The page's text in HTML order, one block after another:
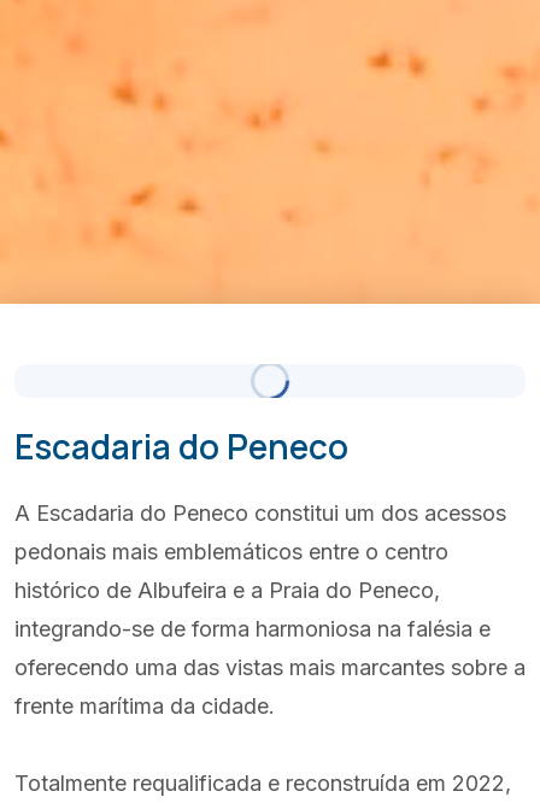
Escadaria do Peneco
A Escadaria do Peneco constitui um dos acessos
pedonais mais emblemáticos entre o centro
histórico de Albufeira e a Praia do Peneco,
integrando-se de forma harmoniosa na falésia e
oferecendo uma das vistas mais marcantes sobre a
frente marítima da cidade.
Totalmente requalificada e reconstruída em 2022,
(+351) 289 580 533